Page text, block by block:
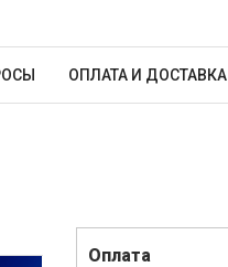
ОПЛАТА И ДОСТАВКА
Оплата